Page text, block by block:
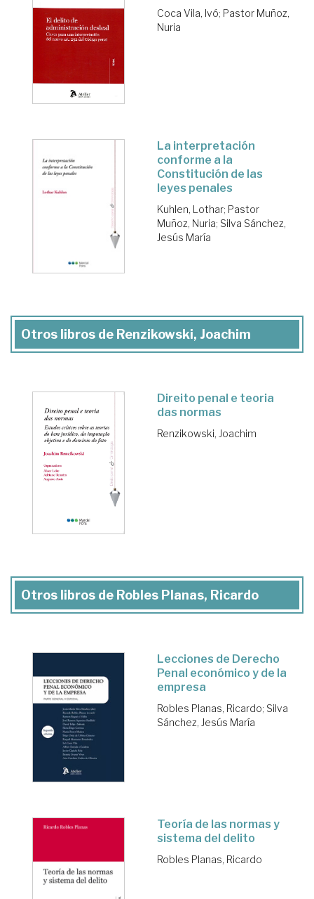
Coca Vila, Ivó; Pastor Muñoz,
Nuria
La interpretación
conforme a la
Constitución de las
leyes penales
Kuhlen, Lothar; Pastor
Muñoz, Nuria; Silva Sánchez,
Jesús María
Otros libros de Renzikowski, Joachim
Direito penal e teoria
das normas
Renzikowski, Joachim
Otros libros de Robles Planas, Ricardo
Lecciones de Derecho
Penal económico y de la
empresa
Robles Planas, Ricardo; Silva
Sánchez, Jesús María
Teoría de las normas y
sistema del delito
Robles Planas, Ricardo